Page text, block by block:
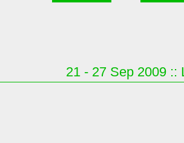
21 - 27 Sep 2009 ::